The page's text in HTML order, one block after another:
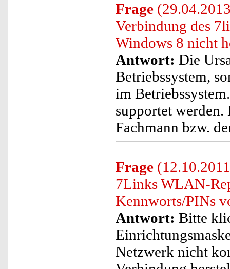
Frage
Verbindung des
Windows 8 nicht
Antwort: Die
Betriebssystem,
im
supportet werden.
Fachmann bzw.
Frage
7Links WLAN-
Kennworts/PINs
Antwort: Bitte
Netzwerk nicht